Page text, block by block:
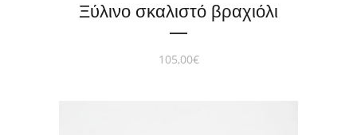
Ξύλινο σκαλιστό βραχιόλι
105,00€